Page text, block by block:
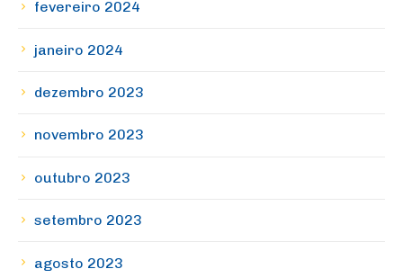
fevereiro 2024
janeiro 2024
dezembro 2023
novembro 2023
outubro 2023
setembro 2023
agosto 2023